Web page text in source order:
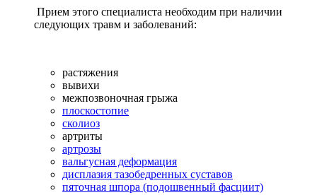
Прием этого специалиста необходим при наличии
следующих травм и заболеваний:
растяжения
вывихи
межпозвоночная грыжа
плоскостопие
сколиоз
артриты
артрозы
вальгусная деформация
дисплазия тазобедренных суставов
пяточная шпора (подошвенный фасциит)